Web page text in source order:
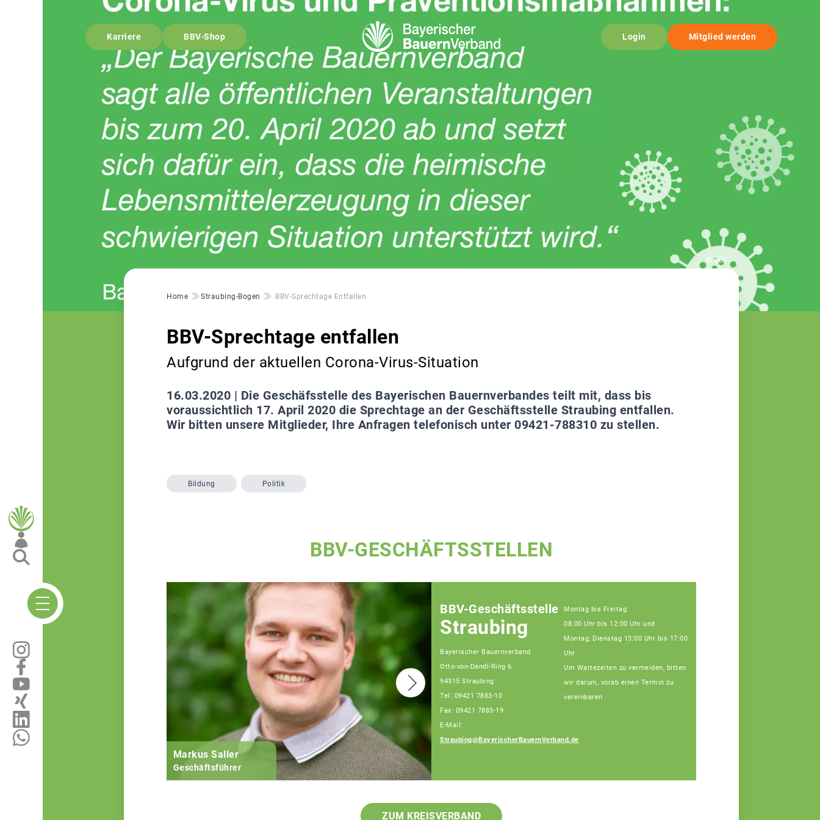
Karriere BBV-Shop Login Mitglied werden
© BBV
Pfadnavigation
Home Straubing-Bogen BBV-Sprechtage Entfallen
BBV-Sprechtage entfallen
Aufgrund der aktuellen Corona-Virus-Situation
16.03.2020 | Die Geschäfsstelle des Bayerischen Bauernverbandes teilt mit, dass bis
voraussichtlich 17. April 2020 die Sprechtage an der Geschäftsstelle Straubing entfallen.
Wir bitten unsere Mitglieder, Ihre Anfragen telefonisch unter 09421-788310 zu stellen.
Bildung Politik
BBV-GESCHÄFTSSTELLEN
Markus Saller
Geschäftsführer
BBV-Geschäftsstelle
Straubing
Bayerischer Bauernverband
Otto-von-Dandl-Ring 6
94315 Straubing
Tel: 09421 7883-10
Fax: 09421 7883-19
E-Mail:
Straubing@BayerischerBauernVerband.de
Montag bis Freitag
08:00 Uhr bis 12:00 Uhr und
Montag, Dienstag 13:00 Uhr bis 17:00
Uhr
Um Wartezeiten zu vermeiden, bitten
wir darum, vorab einen Termin zu
vereinbaren
ZUM KREISVERBAND